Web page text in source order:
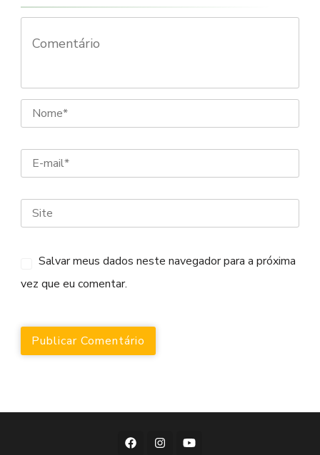
Salvar meus dados neste navegador para a próxima
vez que eu comentar.